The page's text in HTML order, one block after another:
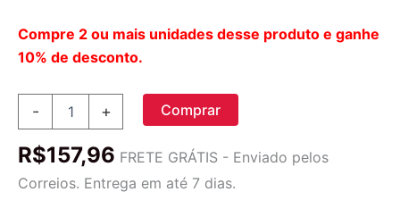
Compre 2 ou mais unidades desse produto e ganhe
10% de desconto.
-
Thompson
mg
+ Comprar
R$157,96 FRETE GRÁTIS - Enviado pelos
Correios. Entrega em até 7 dias.